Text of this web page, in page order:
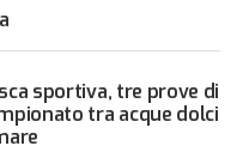
sportiva, tre prove di
tra acque dolci